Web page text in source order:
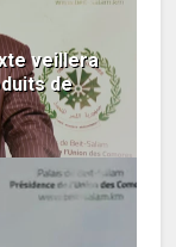
veillera
de